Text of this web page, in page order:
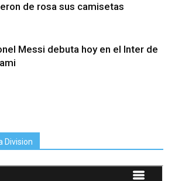
de rosa sus camisetas
Messi debuta hoy en el Inter de
Division